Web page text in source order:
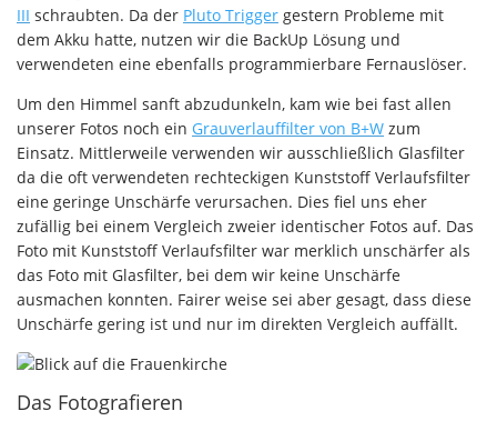
III schraubten. Da der Pluto Trigger gestern Probleme mit
dem Akku hatte, nutzen wir die BackUp Lösung und
verwendeten eine ebenfalls programmierbare Fernauslöser.
Um den Himmel sanft abzudunkeln, kam wie bei fast allen
unserer Fotos noch ein Grauverlauffilter von B+W zum
Einsatz. Mittlerweile verwenden wir ausschließlich Glasfilter
da die oft verwendeten rechteckigen Kunststoff Verlaufsfilter
eine geringe Unschärfe verursachen. Dies fiel uns eher
zufällig bei einem Vergleich zweier identischer Fotos auf. Das
Foto mit Kunststoff Verlaufsfilter war merklich unschärfer als
das Foto mit Glasfilter, bei dem wir keine Unschärfe
ausmachen konnten. Fairer weise sei aber gesagt, dass diese
Unschärfe gering ist und nur im direkten Vergleich auffällt.
Das Fotografieren